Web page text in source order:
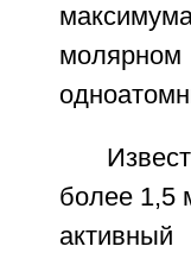
молярном
более 1,5